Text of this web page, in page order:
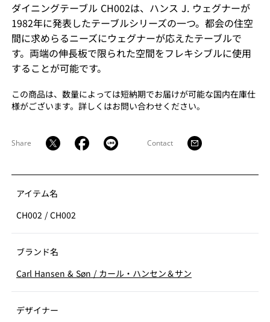
ダイニングテーブル CH002は、ハンス J. ウェグナーが
1982年に発表したテーブルシリーズの一つ。都会の住空
間に求めらるニーズにウェグナーが応えたテーブルで
す。両端の伸長板で限られた空間をフレキシブルに使用
することが可能です。
この商品は、数量によっては短納期でお届けが可能な国内在庫仕
様がございます。詳しくはお問い合わせください。
Share Contact
アイテム名
CH002 / CH002
ブランド名
Carl Hansen & Søn / カール・ハンセン＆サン
デザイナー